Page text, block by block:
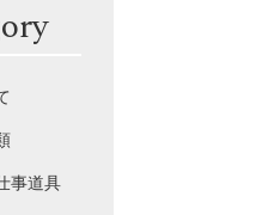
事道具